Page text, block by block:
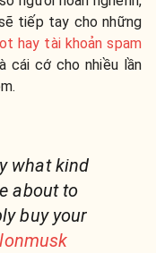
tiếp tay cho những
hay tài khoản spam
cái cớ cho nhiều lần
what kind
about to
buy your